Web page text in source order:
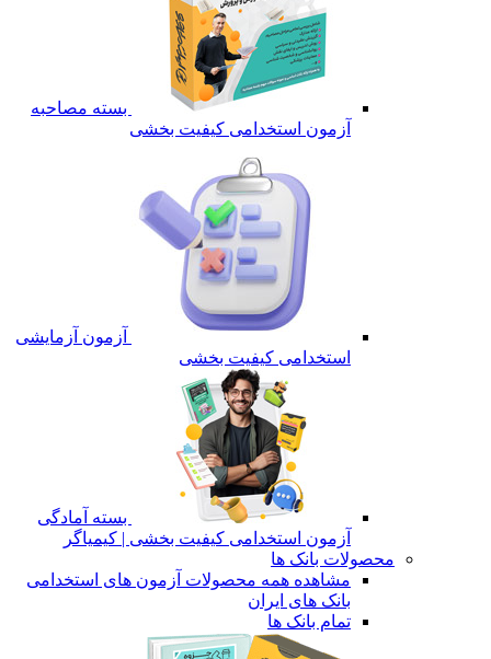
بسته مصاحبه
آزمون استخدامی کیفیت بخشی
آزمون آزمایشی
استخدامی کیفیت بخشی
بسته آمادگی
آزمون استخدامی کیفیت بخشی | کیمیاگر
محصولات بانک ها
مشاهده همه محصولات آزمون های استخدامی
بانک های ایران
تمام بانک ها